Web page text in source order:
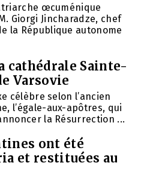
œcuménique
Giorgi Jincharadze, chef
la République autonome
cathédrale Sainte-
Varsovie
célèbre selon l’ancien
l’égale-aux-apôtres, qui
la Résurrection ...
ont été
et restituées au